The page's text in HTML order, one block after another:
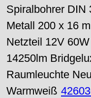
Spiralbohrer DIN
Metall 200 x 16
Netzteil 12V
14250lm
Raumleuchte
Warmweiß